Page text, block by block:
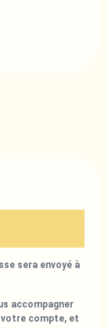
sera envoyé à
accompagner
votre compte, et